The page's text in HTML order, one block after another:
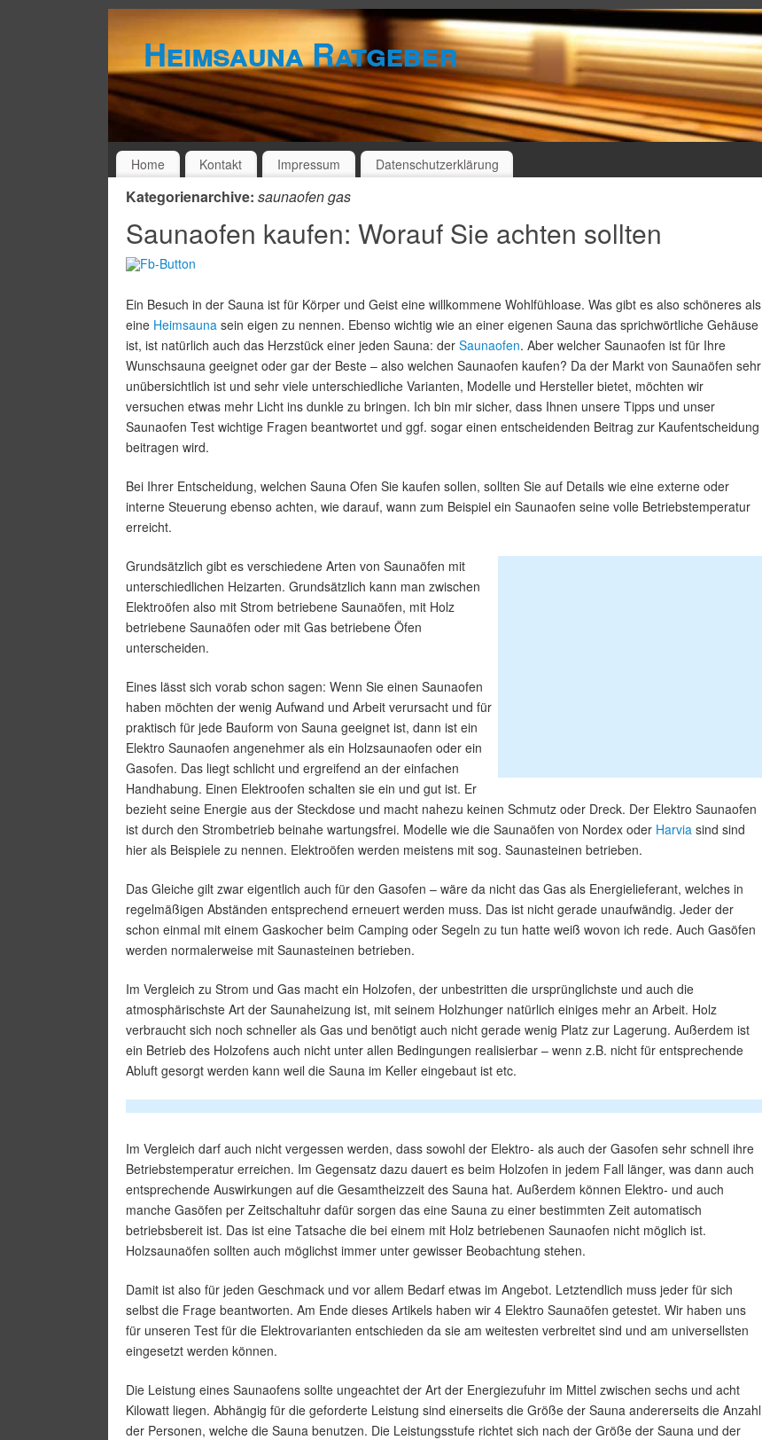
Heimsauna Ratgeber
Home Kontakt Impressum Datenschutzerklärung
Kategorienarchive: saunaofen gas
Saunaofen kaufen: Worauf Sie achten sollten
Ein Besuch in der Sauna ist für Körper und Geist eine willkommene Wohlfühloase. Was gibt es also schöneres als
eine Heimsauna sein eigen zu nennen. Ebenso wichtig wie an einer eigenen Sauna das sprichwörtliche Gehäuse
ist, ist natürlich auch das Herzstück einer jeden Sauna: der Saunaofen. Aber welcher Saunaofen ist für Ihre
Wunschsauna geeignet oder gar der Beste – also welchen Saunaofen kaufen? Da der Markt von Saunaöfen sehr
unübersichtlich ist und sehr viele unterschiedliche Varianten, Modelle und Hersteller bietet, möchten wir
versuchen etwas mehr Licht ins dunkle zu bringen. Ich bin mir sicher, dass Ihnen unsere Tipps und unser
Saunaofen Test wichtige Fragen beantwortet und ggf. sogar einen entscheidenden Beitrag zur Kaufentscheidung
beitragen wird.
Bei Ihrer Entscheidung, welchen Sauna Ofen Sie kaufen sollen, sollten Sie auf Details wie eine externe oder
interne Steuerung ebenso achten, wie darauf, wann zum Beispiel ein Saunaofen seine volle Betriebstemperatur
erreicht.
Grundsätzlich gibt es verschiedene Arten von Saunaöfen mit
unterschiedlichen Heizarten. Grundsätzlich kann man zwischen
Elektroöfen also mit Strom betriebene Saunaöfen, mit Holz
betriebene Saunaöfen oder mit Gas betriebene Öfen
unterscheiden.
Eines lässt sich vorab schon sagen: Wenn Sie einen Saunaofen
haben möchten der wenig Aufwand und Arbeit verursacht und für
praktisch für jede Bauform von Sauna geeignet ist, dann ist ein
Elektro Saunaofen angenehmer als ein Holzsaunaofen oder ein
Gasofen. Das liegt schlicht und ergreifend an der einfachen
Handhabung. Einen Elektroofen schalten sie ein und gut ist. Er
bezieht seine Energie aus der Steckdose und macht nahezu keinen Schmutz oder Dreck. Der Elektro Saunaofen
ist durch den Strombetrieb beinahe wartungsfrei. Modelle wie die Saunaöfen von Nordex oder Harvia sind sind
hier als Beispiele zu nennen. Elektroöfen werden meistens mit sog. Saunasteinen betrieben.
Das Gleiche gilt zwar eigentlich auch für den Gasofen – wäre da nicht das Gas als Energielieferant, welches in
regelmäßigen Abständen entsprechend erneuert werden muss. Das ist nicht gerade unaufwändig. Jeder der
schon einmal mit einem Gaskocher beim Camping oder Segeln zu tun hatte weiß wovon ich rede. Auch Gasöfen
werden normalerweise mit Saunasteinen betrieben.
Im Vergleich zu Strom und Gas macht ein Holzofen, der unbestritten die ursprünglichste und auch die
atmosphärischste Art der Saunaheizung ist, mit seinem Holzhunger natürlich einiges mehr an Arbeit. Holz
verbraucht sich noch schneller als Gas und benötigt auch nicht gerade wenig Platz zur Lagerung. Außerdem ist
ein Betrieb des Holzofens auch nicht unter allen Bedingungen realisierbar – wenn z.B. nicht für entsprechende
Abluft gesorgt werden kann weil die Sauna im Keller eingebaut ist etc.
Im Vergleich darf auch nicht vergessen werden, dass sowohl der Elektro- als auch der Gasofen sehr schnell ihre
Betriebstemperatur erreichen. Im Gegensatz dazu dauert es beim Holzofen in jedem Fall länger, was dann auch
entsprechende Auswirkungen auf die Gesamtheizzeit des Sauna hat. Außerdem können Elektro- und auch
manche Gasöfen per Zeitschaltuhr dafür sorgen das eine Sauna zu einer bestimmten Zeit automatisch
betriebsbereit ist. Das ist eine Tatsache die bei einem mit Holz betriebenen Saunaofen nicht möglich ist.
Holzsaunaöfen sollten auch möglichst immer unter gewisser Beobachtung stehen.
Damit ist also für jeden Geschmack und vor allem Bedarf etwas im Angebot. Letztendlich muss jeder für sich
selbst die Frage beantworten. Am Ende dieses Artikels haben wir 4 Elektro Saunaöfen getestet. Wir haben uns
für unseren Test für die Elektrovarianten entschieden da sie am weitesten verbreitet sind und am universellsten
eingesetzt werden können.
Die Leistung eines Saunaofens sollte ungeachtet der Art der Energiezufuhr im Mittel zwischen sechs und acht
Kilowatt liegen. Abhängig für die geforderte Leistung sind einerseits die Größe der Sauna andererseits die Anzahl
der Personen, welche die Sauna benutzen. Die Leistungsstufe richtet sich nach der Größe der Sauna und der